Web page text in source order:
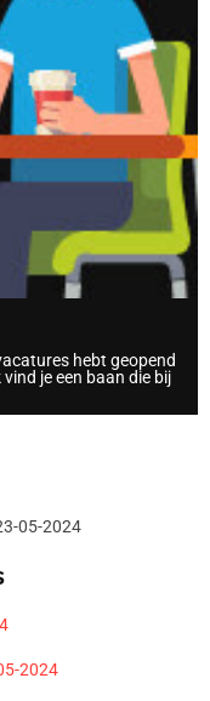
hebt geopend
je een baan die bij
05-2024
2024